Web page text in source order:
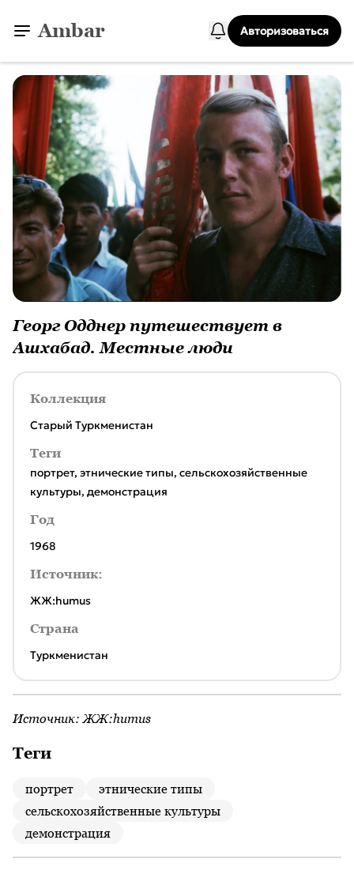
Ambar Авторизоваться
Георг Одднер путешествует в
Ашхабад. Местные люди
Коллекция
Старый Туркменистан
Теги
портрет, этнические типы, сельскохозяйственные
культуры, демонстрация
Год
1968
Источник:
ЖЖ:humus
Страна
Туркменистан
Источник: ЖЖ:humus
Теги
портрет
этнические типы
сельскохозяйственные культуры
демонстрация